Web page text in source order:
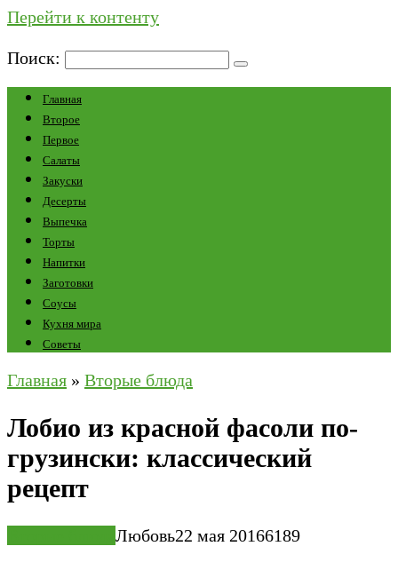
Перейти к контенту
Поиск:
Главная
Второе
Первое
Салаты
Закуски
Десерты
Выпечка
Торты
Напитки
Заготовки
Соусы
Кухня мира
Советы
Главная » Вторые блюда
Лобио из красной фасоли по-
грузински: классический
рецепт
Любовь22 мая 20166189